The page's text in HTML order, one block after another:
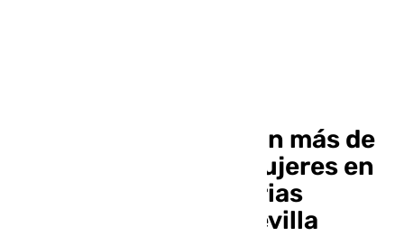
Detenido un varón con más de
94 grabaciones de mujeres en
los probadores de varias
tiendas de ropa en Sevilla